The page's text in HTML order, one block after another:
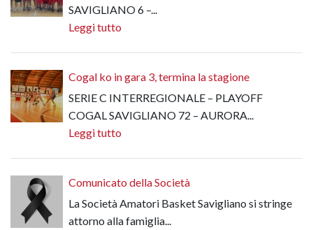
SAVIGLIANO 6 –...
Leggi tutto
Cogal ko in gara 3, termina la stagione
SERIE C INTERREGIONALE – PLAYOFF
COGAL SAVIGLIANO 72 – AURORA...
Leggi tutto
Comunicato della Società
La Società Amatori Basket Savigliano si stringe
attorno alla famiglia...